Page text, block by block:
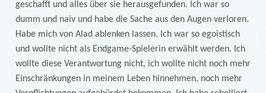
geschafft und alles über sie herausgefunden. Ich war so
dumm und naiv und habe die Sache aus den Augen verloren.
Habe mich von Alad ablenken lassen. Ich war so egoistisch
und wollte nicht als Endgame-Spielerin erwählt werden. Ich
wollte diese Verantwortung nicht, ich wollte nicht noch mehr
Einschränkungen in meinem Leben hinnehmen, noch mehr